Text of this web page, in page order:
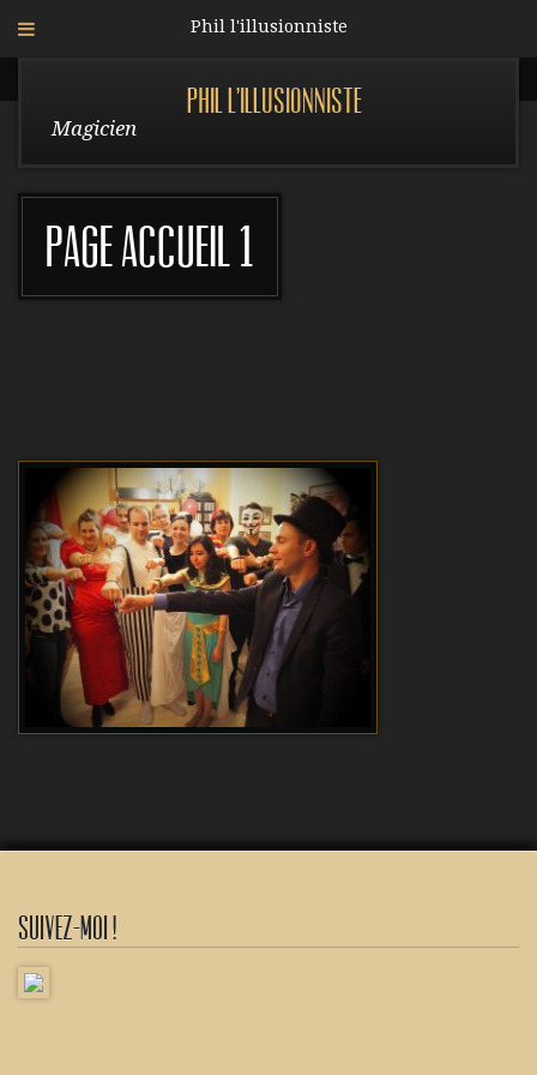
Phil l'illusionniste
Phil l'illusionniste
Magicien
page accueil 1
Suivez-moi !